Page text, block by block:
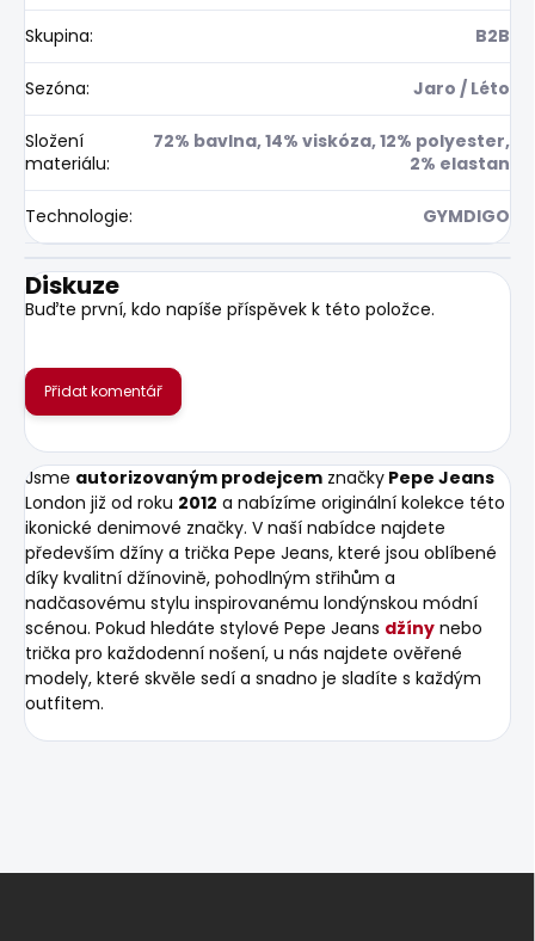
Skupina: B2B
Sezóna: Jaro / Léto
Složení
materiálu:
72% bavlna, 14% viskóza, 12% polyester,
2% elastan
Technologie: GYMDIGO
Diskuze
Buďte první, kdo napíše příspěvek k této položce.
Přidat komentář
Jsme autorizovaným prodejcem značky Pepe Jeans
London již od roku 2012 a nabízíme originální kolekce této
ikonické denimové značky. V naší nabídce najdete
především džíny a trička Pepe Jeans, které jsou oblíbené
díky kvalitní džínovině, pohodlným střihům a
nadčasovému stylu inspirovanému londýnskou módní
scénou. Pokud hledáte stylové Pepe Jeans džíny nebo
trička pro každodenní nošení, u nás najdete ověřené
modely, které skvěle sedí a snadno je sladíte s každým
outfitem.
Z